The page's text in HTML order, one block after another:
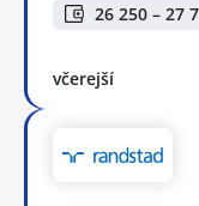
26 250 – 27
včerejší